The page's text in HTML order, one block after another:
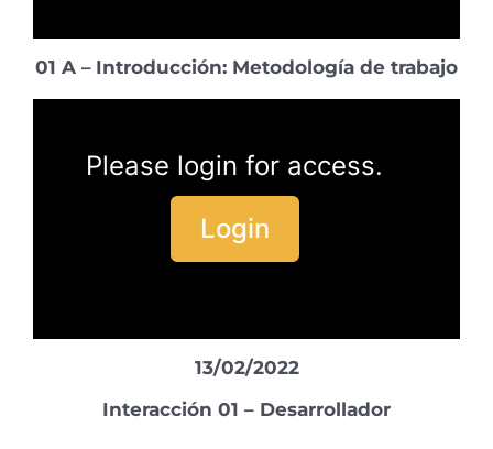
01 A – Introducción: Metodología de trabajo
Please login for access.
Login
13/02/2022
Interacción 01 – Desarrollador